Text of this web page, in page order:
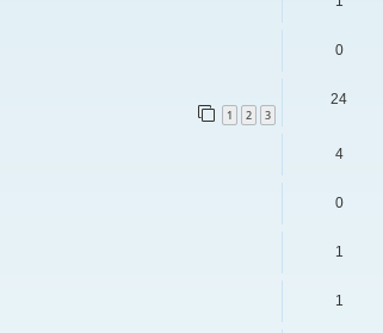
0
1 2 3
24
4
0
1
1